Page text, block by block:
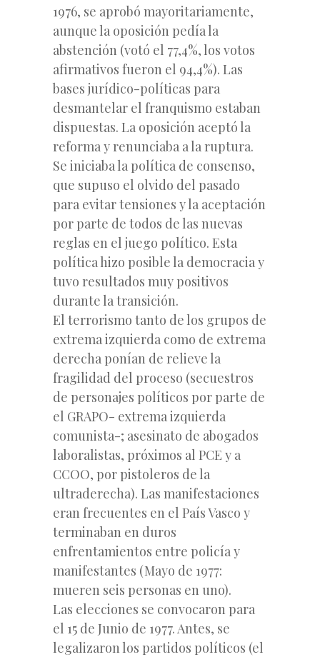
1976, se aprobó mayoritariamente,
aunque la oposición pedía la
abstención (votó el 77,4%, los votos
afirmativos fueron el 94,4%). Las
bases jurídico-políticas para
desmantelar el franquismo estaban
dispuestas. La oposición aceptó la
reforma y renunciaba a la ruptura.
Se iniciaba la política de consenso,
que supuso el olvido del pasado
para evitar tensiones y la aceptación
por parte de todos de las nuevas
reglas en el juego político. Esta
política hizo posible la democracia y
tuvo resultados muy positivos
durante la transición.
El terrorismo tanto de los grupos de
extrema izquierda como de extrema
derecha ponían de relieve la
fragilidad del proceso (secuestros
de personajes políticos por parte de
el GRAPO- extrema izquierda
comunista-; asesinato de abogados
laboralistas, próximos al PCE y a
CCOO, por pistoleros de la
ultraderecha). Las manifestaciones
eran frecuentes en el País Vasco y
terminaban en duros
enfrentamientos entre policía y
manifestantes (Mayo de 1977:
mueren seis personas en uno).
Las elecciones se convocaron para
el 15 de Junio de 1977. Antes, se
legalizaron los partidos políticos (el